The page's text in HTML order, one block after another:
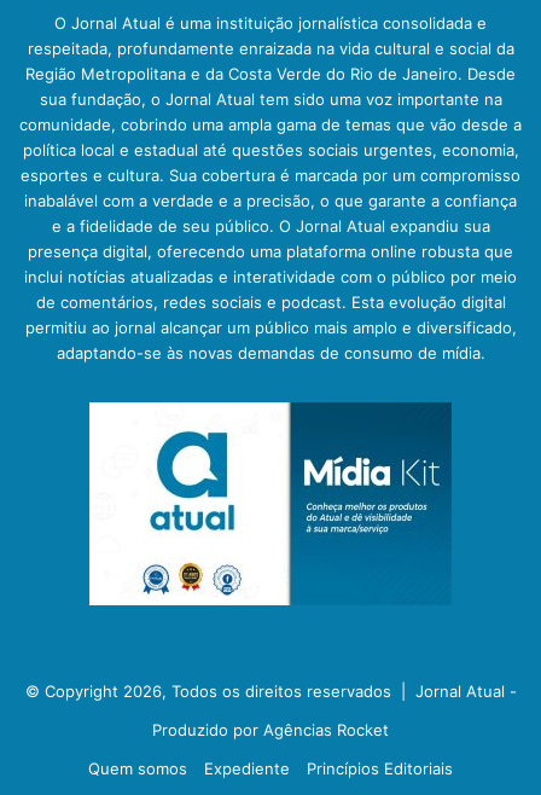
O Jornal Atual é uma instituição jornalística consolidada e
respeitada, profundamente enraizada na vida cultural e social da
Região Metropolitana e da Costa Verde do Rio de Janeiro. Desde
sua fundação, o Jornal Atual tem sido uma voz importante na
comunidade, cobrindo uma ampla gama de temas que vão desde a
política local e estadual até questões sociais urgentes, economia,
esportes e cultura. Sua cobertura é marcada por um compromisso
inabalável com a verdade e a precisão, o que garante a confiança
e a fidelidade de seu público. O Jornal Atual expandiu sua
presença digital, oferecendo uma plataforma online robusta que
inclui notícias atualizadas e interatividade com o público por meio
de comentários, redes sociais e podcast. Esta evolução digital
permitiu ao jornal alcançar um público mais amplo e diversificado,
adaptando-se às novas demandas de consumo de mídia.
© Copyright 2026, Todos os direitos reservados | Jornal Atual -
Produzido por Agências Rocket
Quem somos
Expediente
Princípios Editoriais